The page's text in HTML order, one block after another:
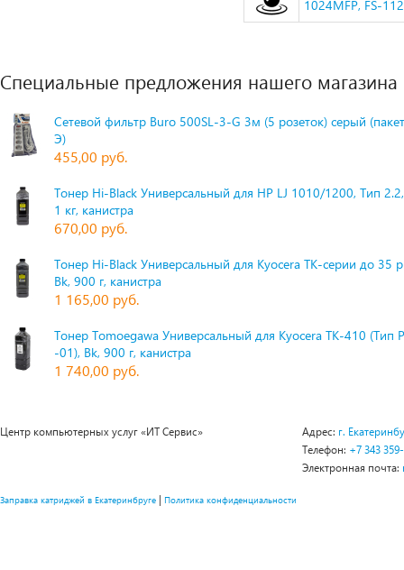
1024MFP, FS-
Специальные предложения нашего магазина
Сетевой фильтр Buro 500SL-3-G 3м (5 розеток) серый
Э)
455,00 руб.
Тонер Hi-Black Универсальный для HP LJ 1010/1200, Тип
1 кг, канистра
670,00 руб.
Тонер Hi-Black Универсальный для Kyocera TK-серии до 35
Bk, 900 г, канистра
1 165,00 руб.
Тонер Tomoegawa Универсальный для Kyocera TK-410 (Тип
-01), Bk, 900 г, канистра
1 740,00 руб.
Центр компьютерных услуг «ИТ Сервис» Адрес: г.
Телефон: +7 343
Электронная почта:
Заправка катриджей в Екатеринбруге | Политика конфиденциальности